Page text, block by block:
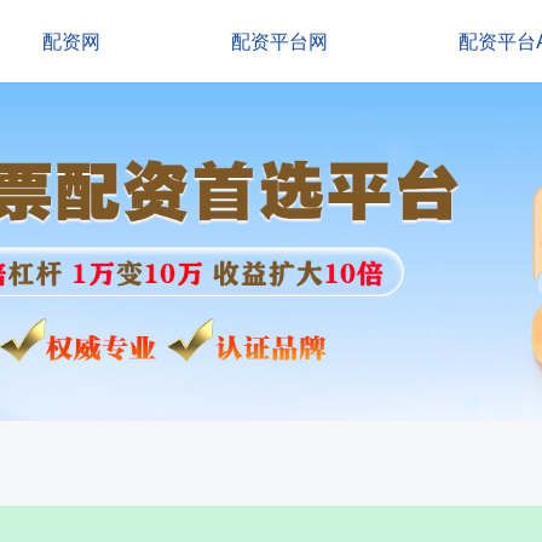
配资网 配资平台网 配资平